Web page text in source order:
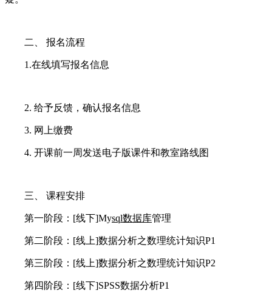
二、 报名流程
1.在线填写报名信息
2. 给予反馈，确认报名信息
3. 网上缴费
4. 开课前一周发送电子版课件和教室路线图
三、 课程安排
第一阶段：[线下]Mysql数据库管理
第二阶段：[线上]数据分析之数理统计知识P1
第三阶段：[线上]数据分析之数理统计知识P2
第四阶段：[线下]SPSS数据分析P1